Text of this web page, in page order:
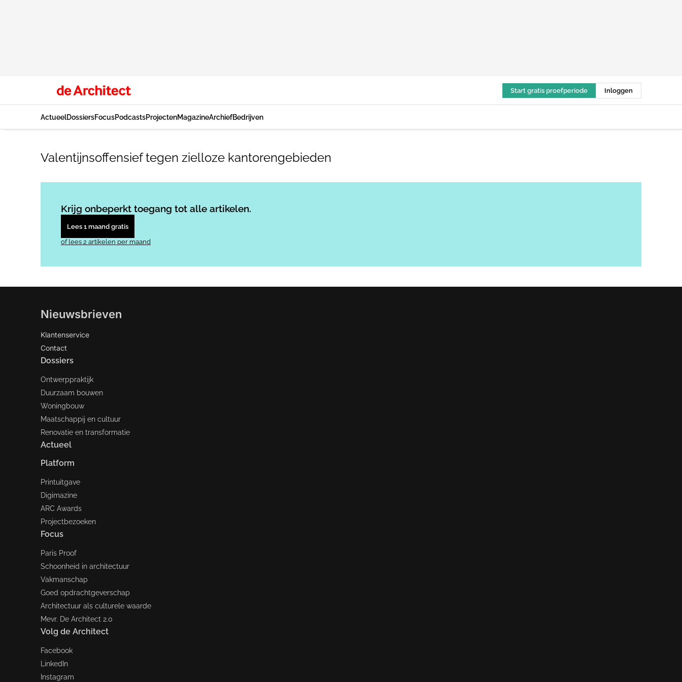
Start gratis proefperiode Inloggen
ActueelDossiersFocusPodcastsProjectenMagazineArchiefBedrijven
Valentijnsoffensief tegen zielloze kantorengebieden
Krijg onbeperkt toegang tot alle artikelen.
Lees 1 maand gratis
of lees 2 artikelen per maand
Nieuwsbrieven
Klantenservice
Contact
Dossiers
Ontwerppraktijk
Duurzaam bouwen
Woningbouw
Maatschappij en cultuur
Renovatie en transformatie
Actueel
Platform
Printuitgave
Digimazine
ARC Awards
Projectbezoeken
Focus
Paris Proof
Schoonheid in architectuur
Vakmanschap
Goed opdrachtgeverschap
Architectuur als culturele waarde
Mevr. De Architect 2.0
Volg de Architect
Facebook
LinkedIn
Instagram